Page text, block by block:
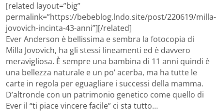
[related layout=”big”
permalink=”https://bebeblog.lndo.site/post/220619/milla-
jovovich-incinta-43-anni”][/related]
Ever Anderson è bellissima e sembra la fotocopia di
Milla Jovovich, ha gli stessi lineamenti ed è davvero
meravigliosa. È sempre una bambina di 11 anni quindi è
una bellezza naturale e un po’ acerba, ma ha tutte le
carte in regola per eguagliare i successi della mamma.
D’altronde con un patrimonio genetico come quello di
Ever il “ti piace vincere facile” ci sta tutto…